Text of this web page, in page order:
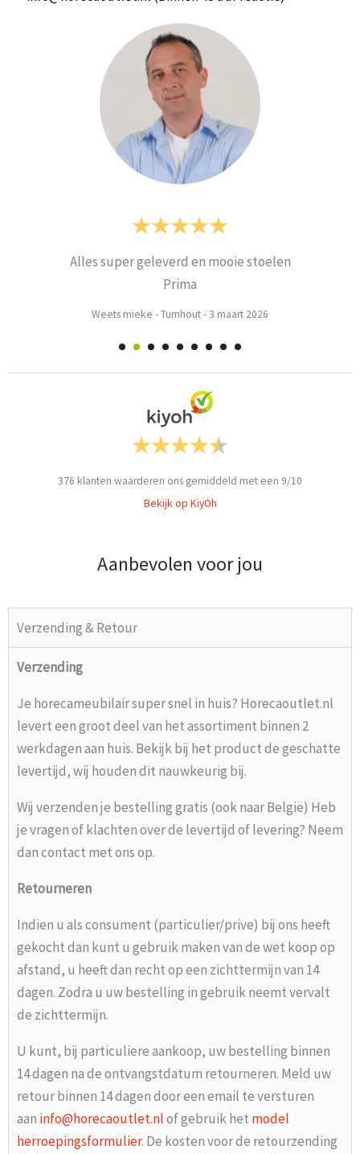
Alles super geleverd en mooie stoelen
Prima
Weets mieke -Turnhout- 3 maart 2026
376 klanten waarderen ons gemiddeld met een 9/10
Bekijk op KiyOh
Aanbevolen voor jou
Verzending & Retour
Verzending
Je horecameubilair super snel in huis? Horecaoutlet.nl
levert een groot deel van het assortiment binnen 2
werkdagen aan huis. Bekijk bij het product de geschatte
levertijd, wij houden dit nauwkeurig bij.
Wij verzenden je bestelling gratis (ook naar België) Heb
je vragen of klachten over de levertijd of levering? Neem
dan contact met ons op.
Retourneren
Indien u als consument (particulier/prive) bij ons heeft
gekocht dan kunt u gebruik maken van de wet koop op
afstand, u heeft dan recht op een zichttermijn van 14
dagen. Zodra u uw bestelling in gebruik neemt vervalt
de zichttermijn.
U kunt, bij particuliere aankoop, uw bestelling binnen
14 dagen na de ontvangstdatum retourneren. Meld uw
retour binnen 14 dagen door een email te versturen
aan info@horecaoutlet.nlof gebruik het model
herroepingsformulier. De kosten voor de retourzending